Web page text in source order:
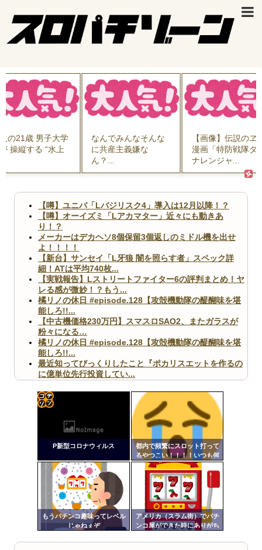
の21歳 男子大学
操縦する “水上
なんでみんなそんな
に共産主義嫌な
ん？...
【画像】伝説のヱ
漫画「特防戦隊ダ
ナレンジャ...
【噂】ユニバ「Lバジリスク4」導入は12月以降！？
【噂】オーイズミ「Lアカマター」近々にも動きあ
り！？
メーカーはデカヘソ8個保留3個返しのミドル機を出せ
よ！！！！
【新台】サンセイ「L牙狼 闇を照らす者」スペック詳
細！ATは平均740枚...
【実戦報告】Lストリートファイター6の評判まとめ！ヤ
レる感が微妙！？もう...
橘リノの休日 #episode.128【攻殻機動隊の醍醐味を堪
能しろ!!...
【中古機価格230万円】スマスロSAO2、またガラスが
粉々になる…
橘リノの休日 #episode.128【攻殻機動隊の醍醐味を堪
能しろ!!...
最近知ってびっくりしたこと『ポカリスエットを作るの
に億単位先行投資してい...
ますｗ」←これどうす...
【閲覧注意】俺が近くにいると機械が壊れるんだけどさ
【画像】ペプシコーラ社、「こういうのでいいんだよ」
な新商品を発売
Powered by livedoor 相互RSS
P新型コロナウィルス
都内で頻繁にスロット打って
るやつこい！！！！いつも何
打ってる！！！
もうパチンコ趣味ってレベル
じゃねぇぞ
アメリカ（スラム街）でパチ
ンコ屋ができた時にありがち
ｗｗｗｗｗｗｗ
更新
ツー